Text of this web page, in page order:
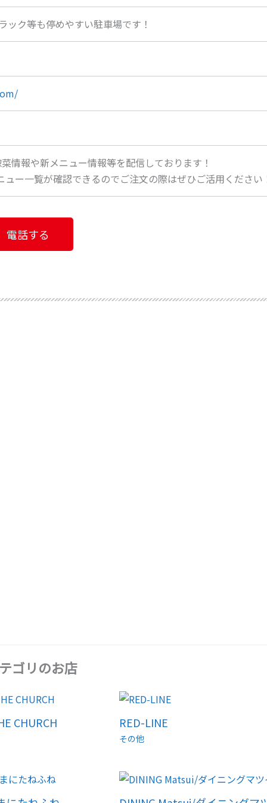
ック等も停めやすい駐車場です！
情報や新メニュー情報等を配信しております！
ー一覧が確認できるのでご注文の際はぜひご活用ください
電話する
ゴリのお店
CHURCH RED-LINE
その他